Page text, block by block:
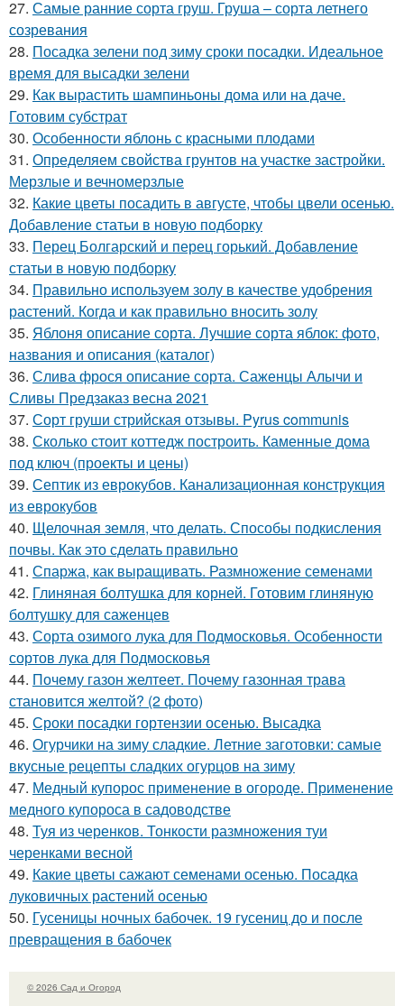
27. Самые ранние сорта груш. Груша – сорта летнего
созревания
28. Посадка зелени под зиму сроки посадки. Идеальное
время для высадки зелени
29. Как вырастить шампиньоны дома или на даче.
Готовим субстрат
30. Особенности яблонь с красными плодами
31. Определяем свойства грунтов на участке застройки.
Мерзлые и вечномерзлые
32. Какие цветы посадить в августе, чтобы цвели осенью.
Добавление статьи в новую подборку
33. Перец Болгарский и перец горький. Добавление
статьи в новую подборку
34. Правильно используем золу в качестве удобрения
растений. Когда и как правильно вносить золу
35. Яблоня описание сорта. Лучшие сорта яблок: фото,
названия и описания (каталог)
36. Слива фрося описание сорта. Саженцы Алычи и
Сливы Предзаказ весна 2021
37. Сорт груши стрийская отзывы. Pyrus communis
38. Сколько стоит коттедж построить. Каменные дома
под ключ (проекты и цены)
39. Септик из еврокубов. Канализационная конструкция
из еврокубов
40. Щелочная земля, что делать. Способы подкисления
почвы. Как это сделать правильно
41. Спаржа, как выращивать. Размножение семенами
42. Глиняная болтушка для корней. Готовим глиняную
болтушку для саженцев
43. Сорта озимого лука для Подмосковья. Особенности
сортов лука для Подмосковья
44. Почему газон желтеет. Почему газонная трава
становится желтой? (2 фото)
45. Сроки посадки гортензии осенью. Высадка
46. Огурчики на зиму сладкие. Летние заготовки: самые
вкусные рецепты сладких огурцов на зиму
47. Медный купорос применение в огороде. Применение
медного купороса в садоводстве
48. Туя из черенков. Тонкости размножения туи
черенками весной
49. Какие цветы сажают семенами осенью. Посадка
луковичных растений осенью
50. Гусеницы ночных бабочек. 19 гусениц до и после
превращения в бабочек
© 2026 Сад и Огород